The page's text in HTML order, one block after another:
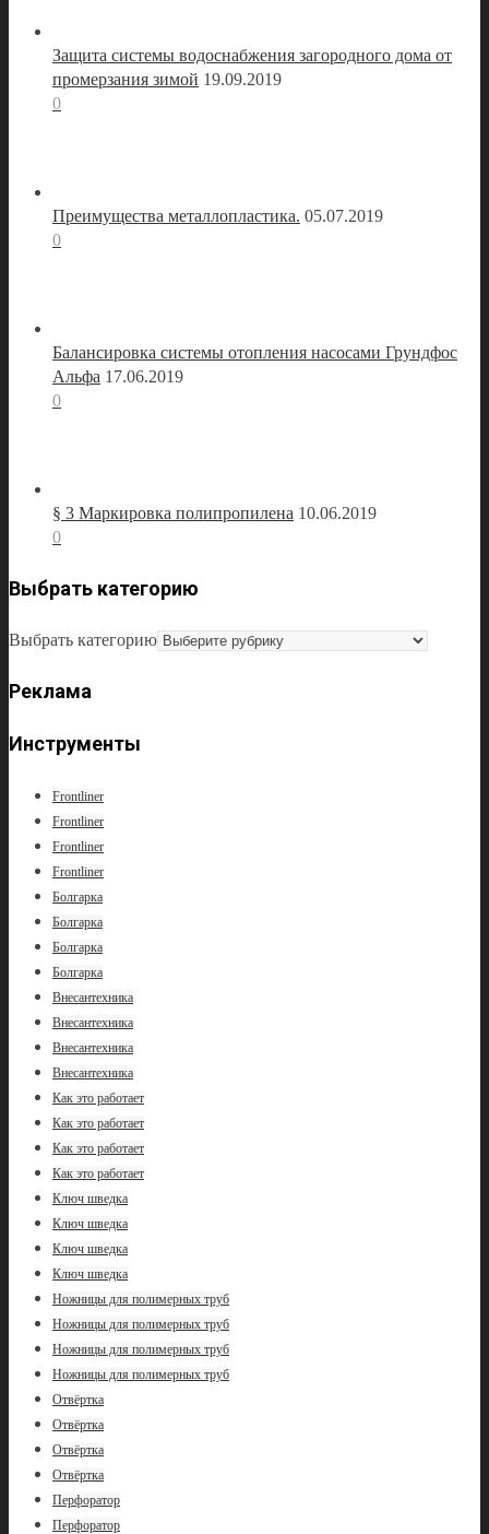
Защита системы водоснабжения загородного дома от
промерзания зимой 19.09.2019
0
Преимущества металлопластика. 05.07.2019
0
Балансировка системы отопления насосами Грундфос
Альфа 17.06.2019
0
§ 3 Маркировка полипропилена 10.06.2019
0
Выбрать категорию
Выбрать категорию
Реклама
Инструменты
Frontliner
Frontliner
Frontliner
Frontliner
Болгарка
Болгарка
Болгарка
Болгарка
Внесантехника
Внесантехника
Внесантехника
Внесантехника
Как это работает
Как это работает
Как это работает
Как это работает
Ключ шведка
Ключ шведка
Ключ шведка
Ключ шведка
Ножницы для полимерных труб
Ножницы для полимерных труб
Ножницы для полимерных труб
Ножницы для полимерных труб
Отвёртка
Отвёртка
Отвёртка
Отвёртка
Перфоратор
Перфоратор